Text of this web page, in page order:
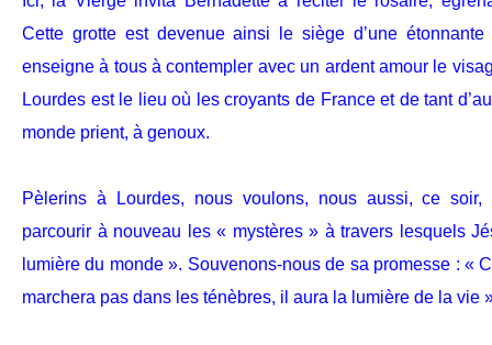
Cette grotte est devenue ainsi le siège d’une
enseigne à tous à contempler avec un ardent amour le
Lourdes est le lieu où les croyants de France et de tant
monde prient, à genoux.
Pèlerins à Lourdes, nous voulons, nous aussi, ce
parcourir à nouveau les « mystères » à travers lesquels
lumière du monde ». Souvenons-nous de sa promesse : «
marchera pas dans les ténèbres, il aura la lumière de la vie